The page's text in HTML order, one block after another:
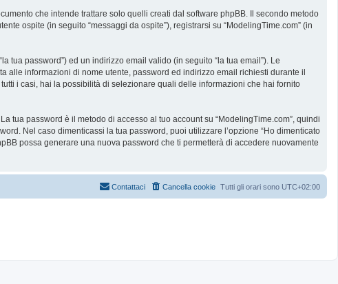
che intende trattare solo quelli creati dal software phpBB. Il secondo metodo
ospite (in seguito “messaggi da ospite”), registrarsi su “ModelingTime.com” (in
tua password”) ed un indirizzo email valido (in seguito “la tua email”). Le
alle informazioni di nome utente, password ed indirizzo email richiesti durante il
i casi, hai la possibilità di selezionare quali delle informazioni che hai fornito
tua password è il metodo di accesso al tuo account su “ModelingTime.com”, quindi
Nel caso dimenticassi la tua password, puoi utilizzare l’opzione “Ho dimenticato
possa generare una nuova password che ti permetterà di accedere nuovamente
Tutti gli orari sono UTC+02:00
Cancella cookie
Contattaci